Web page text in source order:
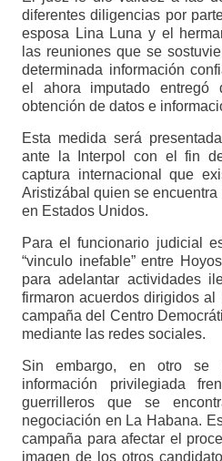
diferentes diligencias por
esposa Lina Luna y el
las reuniones que se
determinada información
el ahora imputado entregó
obtención de datos e
Esta medida será
ante la Interpol con el fin
captura internacional que
Aristizábal quien se
en Estados Unidos.
Para el funcionario judicial
“vinculo inefable” entre
para adelantar actividades
firmaron acuerdos dirigidos
campaña del Centro
mediante las redes sociales.
Sin embargo, en otro se
información privilegiada
guerrilleros que se
negociación en La Habana.
campaña para afectar el
imagen de los otros